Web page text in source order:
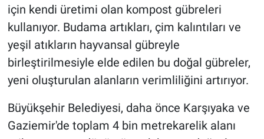
için kendi üretimi olan kompost gübreleri
kullanıyor. Budama artıkları, çim kalıntıları ve
yeşil atıkların hayvansal gübreyle
birleştirilmesiyle elde edilen bu doğal gübreler,
yeni oluşturulan alanların verimliliğini artırıyor.
Büyükşehir Belediyesi, daha önce Karşıyaka ve
Gaziemir'de toplam 4 bin metrekarelik alanı